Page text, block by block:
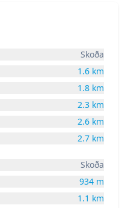
Skoða
1.6 km
1.8 km
2.3 km
2.6 km
2.7 km
Skoða
934 m
1.1 km